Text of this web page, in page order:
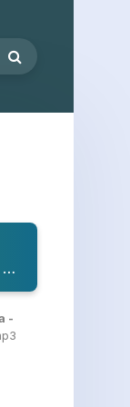
Надежда Мельянцева - Первая любовь
-